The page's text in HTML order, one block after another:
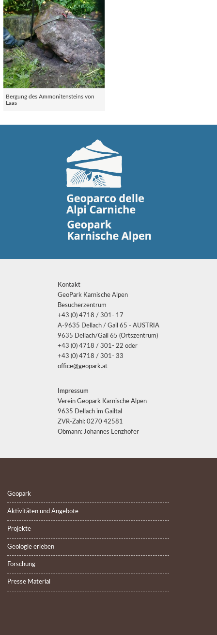
Bergung des Ammonitensteins von
Laas
Kontakt
GeoPark Karnische Alpen
Besucherzentrum
+43 (0) 4718 / 301- 17
A-9635 Dellach / Gail 65 - AUSTRIA
9635 Dellach/Gail 65 (Ortszentrum)
+43 (0) 4718 / 301- 22 oder
+43 (0) 4718 / 301- 33
office@geopark.at
Impressum
Verein Geopark Karnische Alpen
9635 Dellach im Gailtal
ZVR-Zahl: 0270 42581
Obmann: Johannes Lenzhofer
Geopark
Aktivitäten und Angebote
Projekte
Geologie erleben
Forschung
Presse Material